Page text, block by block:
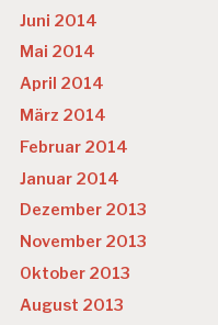
Juni 2014
Mai 2014
April 2014
März 2014
Februar 2014
Januar 2014
Dezember 2013
November 2013
Oktober 2013
August 2013